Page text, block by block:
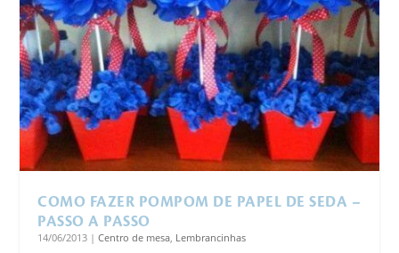
COMO FAZER POMPOM DE PAPEL DE SEDA –
PASSO A PASSO
14/06/2013 |Centro de mesa Lembrancinhas